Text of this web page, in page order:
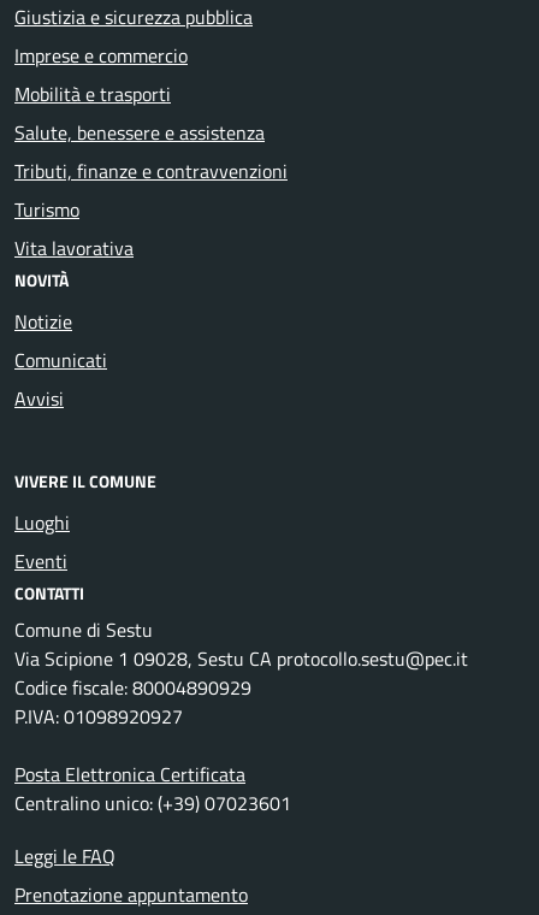
Giustizia e sicurezza pubblica
Imprese e commercio
Mobilità e trasporti
Salute, benessere e assistenza
Tributi, finanze e contravvenzioni
Turismo
Vita lavorativa
NOVITÀ
Notizie
Comunicati
Avvisi
VIVERE IL COMUNE
Luoghi
Eventi
CONTATTI
Comune di Sestu
Via Scipione 1 09028, Sestu CA protocollo.sestu@pec.it
Codice fiscale: 80004890929
P.IVA: 01098920927
Posta Elettronica Certificata
Centralino unico: (+39) 07023601
Leggi le FAQ
Prenotazione appuntamento